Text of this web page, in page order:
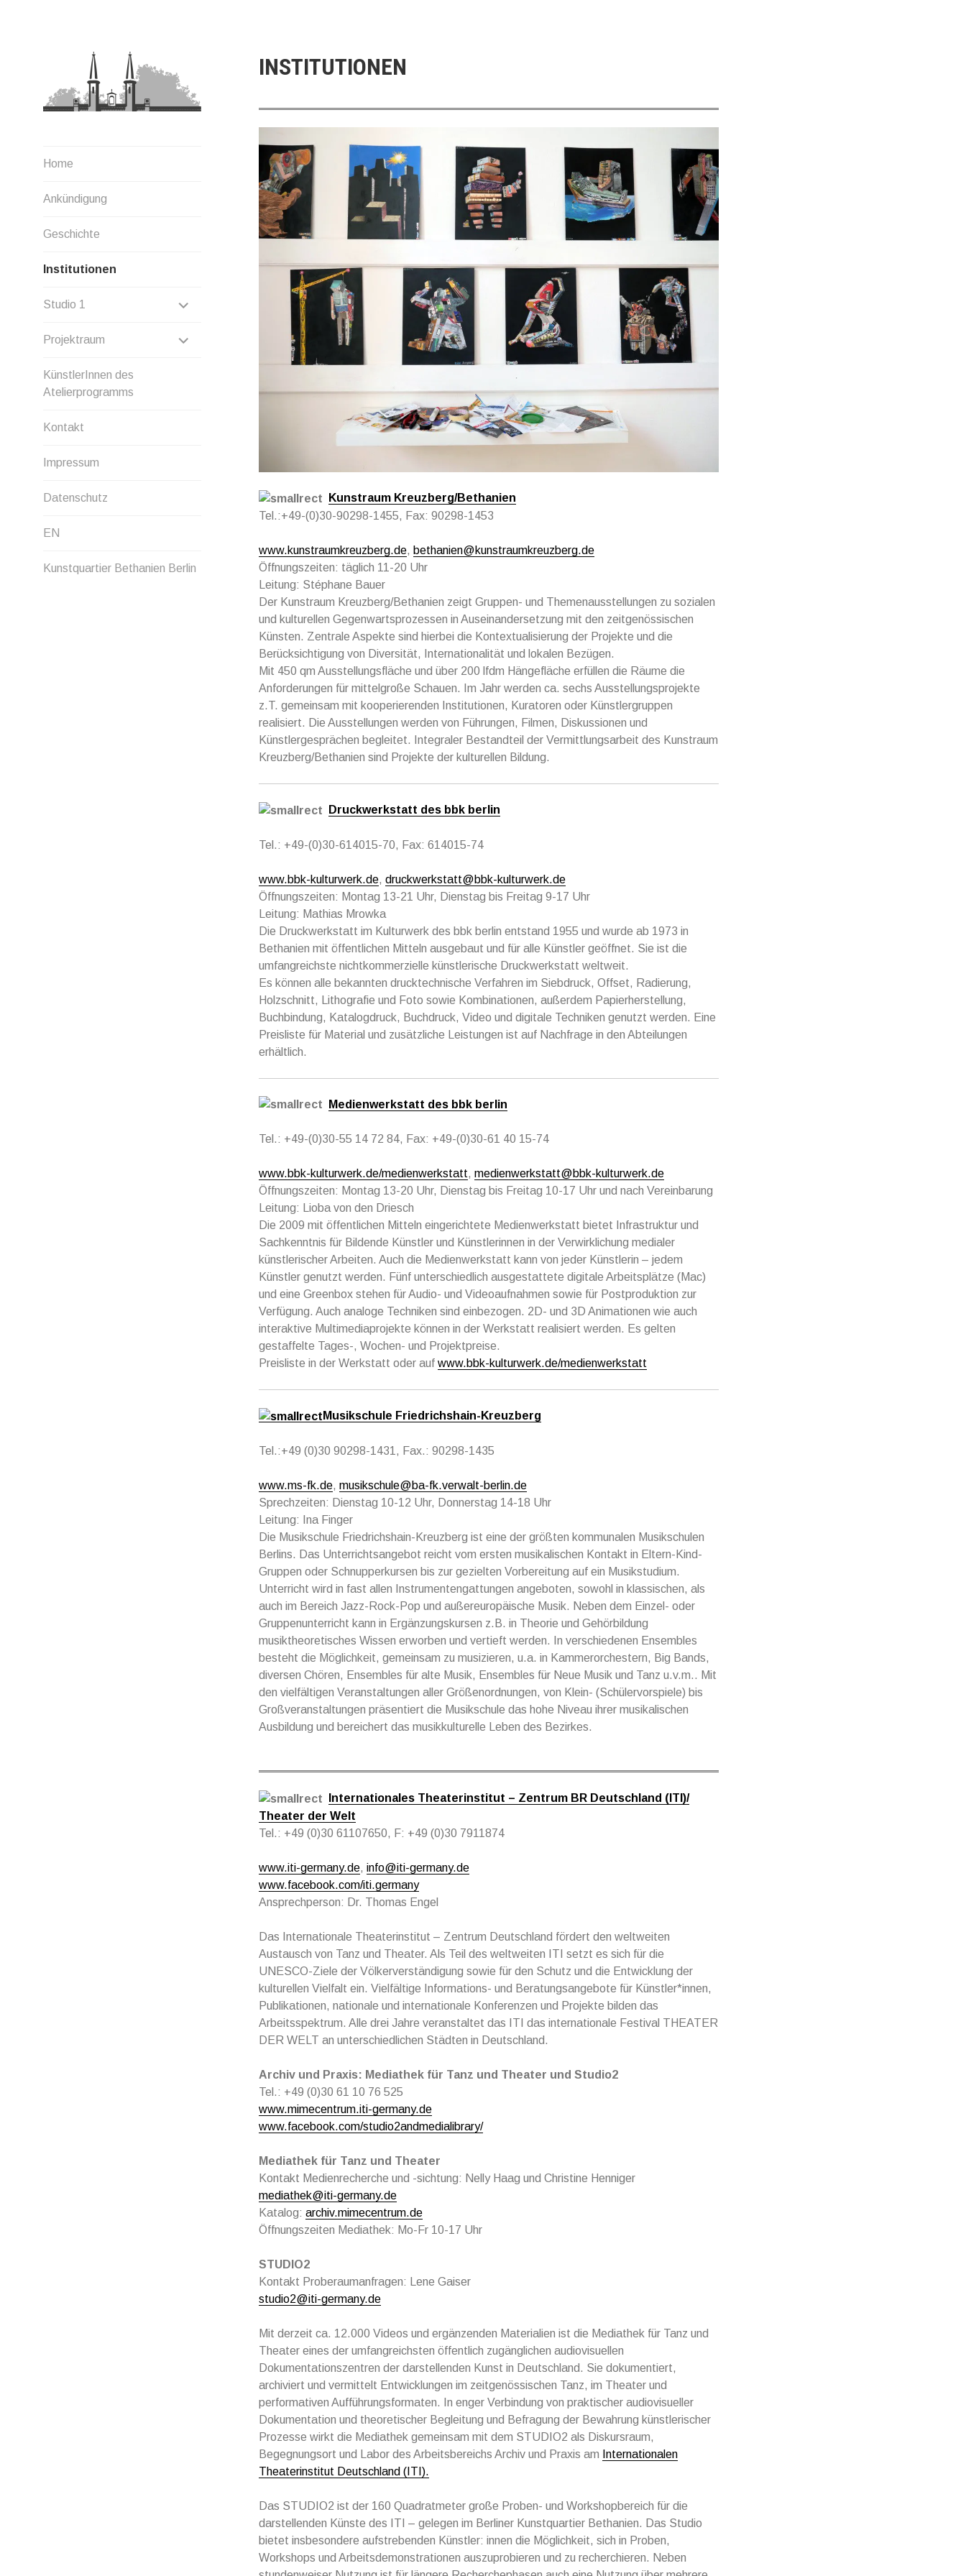
Home
Ankündigung
Geschichte
Institutionen
Studio 1
Projektraum
KünstlerInnen des
Atelierprogramms
Kontakt
Impressum
Datenschutz
EN
Kunstquartier Bethanien Berlin
INSTITUTIONEN
Kunstraum Kreuzberg/Bethanien
Tel.:+49-(0)30-90298-1455, Fax: 90298-1453
www.kunstraumkreuzberg.de, bethanien@kunstraumkreuzberg.de
Öffnungszeiten: täglich 11-20 Uhr
Leitung: Stéphane Bauer
Der Kunstraum Kreuzberg/Bethanien zeigt Gruppen- und Themenausstellungen zu sozialen
und kulturellen Gegenwartsprozessen in Auseinandersetzung mit den zeitgenössischen
Künsten. Zentrale Aspekte sind hierbei die Kontextualisierung der Projekte und die
Berücksichtigung von Diversität, Internationalität und lokalen Bezügen.
Mit 450 qm Ausstellungsfläche und über 200 lfdm Hängefläche erfüllen die Räume die
Anforderungen für mittelgroße Schauen. Im Jahr werden ca. sechs Ausstellungsprojekte
z.T. gemeinsam mit kooperierenden Institutionen, Kuratoren oder Künstlergruppen
realisiert. Die Ausstellungen werden von Führungen, Filmen, Diskussionen und
Künstlergesprächen begleitet. Integraler Bestandteil der Vermittlungsarbeit des Kunstraum
Kreuzberg/Bethanien sind Projekte der kulturellen Bildung.
Druckwerkstatt des bbk berlin
Tel.: +49-(0)30-614015-70, Fax: 614015-74
www.bbk-kulturwerk.de, druckwerkstatt@bbk-kulturwerk.de
Öffnungszeiten: Montag 13-21 Uhr, Dienstag bis Freitag 9-17 Uhr
Leitung: Mathias Mrowka
Die Druckwerkstatt im Kulturwerk des bbk berlin entstand 1955 und wurde ab 1973 in
Bethanien mit öffentlichen Mitteln ausgebaut und für alle Künstler geöffnet. Sie ist die
umfangreichste nichtkommerzielle künstlerische Druckwerkstatt weltweit.
Es können alle bekannten drucktechnische Verfahren im Siebdruck, Offset, Radierung,
Holzschnitt, Lithografie und Foto sowie Kombinationen, außerdem Papierherstellung,
Buchbindung, Katalogdruck, Buchdruck, Video und digitale Techniken genutzt werden. Eine
Preisliste für Material und zusätzliche Leistungen ist auf Nachfrage in den Abteilungen
erhältlich.
Medienwerkstatt des bbk berlin
Tel.: +49-(0)30-55 14 72 84, Fax: +49-(0)30-61 40 15-74
www.bbk-kulturwerk.de/medienwerkstatt, medienwerkstatt@bbk-kulturwerk.de
Öffnungszeiten: Montag 13-20 Uhr, Dienstag bis Freitag 10-17 Uhr und nach Vereinbarung
Leitung: Lioba von den Driesch
Die 2009 mit öffentlichen Mitteln eingerichtete Medienwerkstatt bietet Infrastruktur und
Sachkenntnis für Bildende Künstler und Künstlerinnen in der Verwirklichung medialer
künstlerischer Arbeiten. Auch die Medienwerkstatt kann von jeder Künstlerin – jedem
Künstler genutzt werden. Fünf unterschiedlich ausgestattete digitale Arbeitsplätze (Mac)
und eine Greenbox stehen für Audio- und Videoaufnahmen sowie für Postproduktion zur
Verfügung. Auch analoge Techniken sind einbezogen. 2D- und 3D Animationen wie auch
interaktive Multimediaprojekte können in der Werkstatt realisiert werden. Es gelten
gestaffelte Tages-, Wochen- und Projektpreise.
Preisliste in der Werkstatt oder auf www.bbk-kulturwerk.de/medienwerkstatt
Musikschule Friedrichshain-Kreuzberg
Tel.:+49 (0)30 90298-1431, Fax.: 90298-1435
www.ms-fk.de, musikschule@ba-fk.verwalt-berlin.de
Sprechzeiten: Dienstag 10-12 Uhr, Donnerstag 14-18 Uhr
Leitung: Ina Finger
Die Musikschule Friedrichshain-Kreuzberg ist eine der größten kommunalen Musikschulen
Berlins. Das Unterrichtsangebot reicht vom ersten musikalischen Kontakt in Eltern-Kind-
Gruppen oder Schnupperkursen bis zur gezielten Vorbereitung auf ein Musikstudium.
Unterricht wird in fast allen Instrumentengattungen angeboten, sowohl in klassischen, als
auch im Bereich Jazz-Rock-Pop und außereuropäische Musik. Neben dem Einzel- oder
Gruppenunterricht kann in Ergänzungskursen z.B. in Theorie und Gehörbildung
musiktheoretisches Wissen erworben und vertieft werden. In verschiedenen Ensembles
besteht die Möglichkeit, gemeinsam zu musizieren, u.a. in Kammerorchestern, Big Bands,
diversen Chören, Ensembles für alte Musik, Ensembles für Neue Musik und Tanz u.v.m.. Mit
den vielfältigen Veranstaltungen aller Größenordnungen, von Klein- (Schülervorspiele) bis
Großveranstaltungen präsentiert die Musikschule das hohe Niveau ihrer musikalischen
Ausbildung und bereichert das musikkulturelle Leben des Bezirkes.
Internationales Theaterinstitut – Zentrum BR Deutschland (ITI)/
Theater der Welt
Tel.: +49 (0)30 61107650, F: +49 (0)30 7911874
www.iti-germany.de, info@iti-germany.de
www.facebook.com/iti.germany
Ansprechperson: Dr. Thomas Engel
Das Internationale Theaterinstitut – Zentrum Deutschland fördert den weltweiten
Austausch von Tanz und Theater. Als Teil des weltweiten ITI setzt es sich für die
UNESCO-Ziele der Völkerverständigung sowie für den Schutz und die Entwicklung der
kulturellen Vielfalt ein. Vielfältige Informations- und Beratungsangebote für Künstler*innen,
Publikationen, nationale und internationale Konferenzen und Projekte bilden das
Arbeitsspektrum. Alle drei Jahre veranstaltet das ITI das internationale Festival THEATER
DER WELT an unterschiedlichen Städten in Deutschland.
Archiv und Praxis: Mediathek für Tanz und Theater und Studio2
Tel.: +49 (0)30 61 10 76 525
www.mimecentrum.iti-germany.de
www.facebook.com/studio2andmedialibrary/
Mediathek für Tanz und Theater
Kontakt Medienrecherche und -sichtung: Nelly Haag und Christine Henniger
mediathek@iti-germany.de
Katalog: archiv.mimecentrum.de
Öffnungszeiten Mediathek: Mo-Fr 10-17 Uhr
STUDIO2
Kontakt Proberaumanfragen: Lene Gaiser
studio2@iti-germany.de
Mit derzeit ca. 12.000 Videos und ergänzenden Materialien ist die Mediathek für Tanz und
Theater eines der umfangreichsten öffentlich zugänglichen audiovisuellen
Dokumentationszentren der darstellenden Kunst in Deutschland. Sie dokumentiert,
archiviert und vermittelt Entwicklungen im zeitgenössischen Tanz, im Theater und
performativen Aufführungsformaten. In enger Verbindung von praktischer audiovisueller
Dokumentation und theoretischer Begleitung und Befragung der Bewahrung künstlerischer
Prozesse wirkt die Mediathek gemeinsam mit dem STUDIO2 als Diskursraum,
Begegnungsort und Labor des Arbeitsbereichs Archiv und Praxis am Internationalen
Theaterinstitut Deutschland (ITI).
Das STUDIO2 ist der 160 Quadratmeter große Proben- und Workshopbereich für die
darstellenden Künste des ITI – gelegen im Berliner Kunstquartier Bethanien. Das Studio
bietet insbesondere aufstrebenden Künstler: innen die Möglichkeit, sich in Proben,
Workshops und Arbeitsdemonstrationen auszuprobieren und zu recherchieren. Neben